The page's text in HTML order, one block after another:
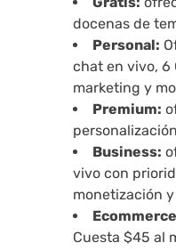
docenas de
Personal:
chat en vivo, 6
marketing y
Premium:
Business:
vivo con
monetización
Cuesta $45 al